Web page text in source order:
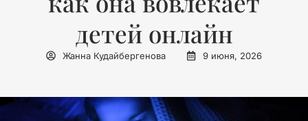
детей онлайн
Жанна Кудайбергенова 9 июня, 2026